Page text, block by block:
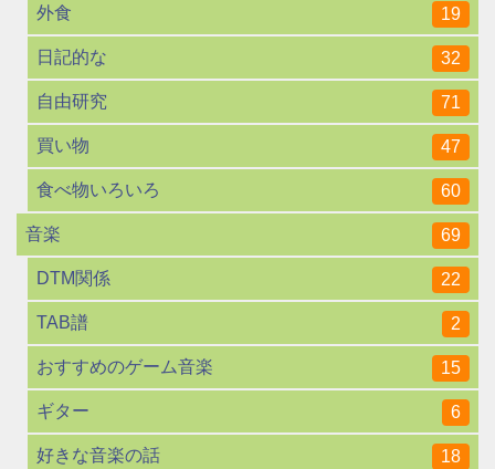
外食 19
日記的な 32
自由研究 71
買い物 47
食べ物いろいろ 60
音楽 69
DTM関係 22
TAB譜 2
おすすめのゲーム音楽 15
ギター 6
好きな音楽の話 18